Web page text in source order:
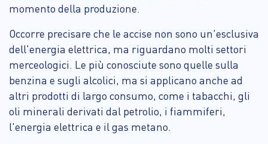
momento della produzione.
Occorre precisare che le accise non sono un'esclusiva
dell'energia elettrica, ma riguardano molti settori
merceologici. Le più conosciute sono quelle sulla
benzina e sugli alcolici, ma si applicano anche ad
altri prodotti di largo consumo, come i tabacchi, gli
oli minerali derivati dal petrolio, i fiammiferi,
l'energia elettrica e il gas metano.